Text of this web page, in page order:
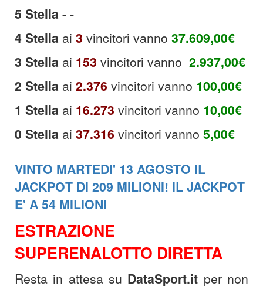
5 Stella - -
4 Stella ai 3 vincitori vanno 37.609,00€
3 Stella ai 153 vincitori vanno 2.937,00€
2 Stella ai 2.376 vincitori vanno 100,00€
1 Stella ai 16.273 vincitori vanno 10,00€
0 Stella ai 37.316 vincitori vanno 5,00€
VINTO MARTEDI' 13 AGOSTO IL
JACKPOT DI 209 MILIONI! IL JACKPOT
E' A 54 MILIONI
ESTRAZIONE
SUPERENALOTTO DIRETTA
Resta in attesa su DataSport.it per non